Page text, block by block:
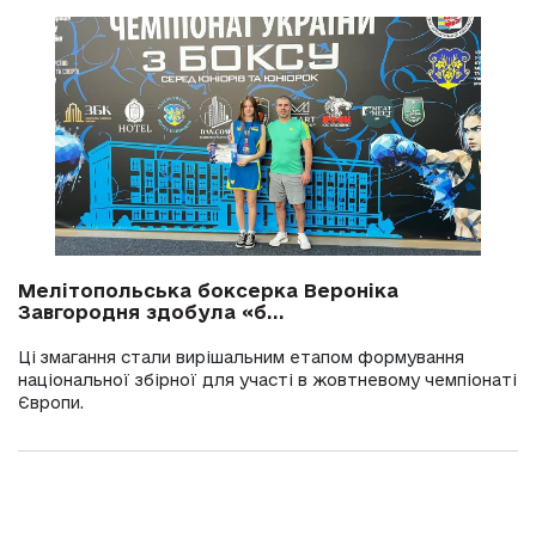
Мелітопольська боксерка Вероніка
Завгородня здобула «б...
Ці змагання стали вирішальним етапом формування
національної збірної для участі в жовтневому чемпіонаті
Європи.